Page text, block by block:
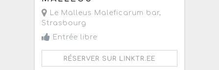
Le Malleus Maleficarum bar,
Strasbourg
Entrée libre
RÉSERVER SUR LINKTR.EE